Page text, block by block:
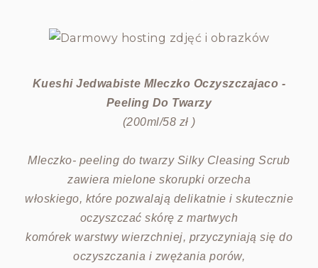
Kueshi Jedwabiste Mleczko Oczyszczajaco -
Peeling Do Twarzy
(200ml/58 zł )
Mleczko- peeling do twarzy Silky Cleasing Scrub
zawiera mielone skorupki orzecha
włoskiego, które pozwalają delikatnie i skutecznie
oczyszczać skórę z martwych
komórek warstwy wierzchniej, przyczyniają się do
oczyszczania i zwężania porów,